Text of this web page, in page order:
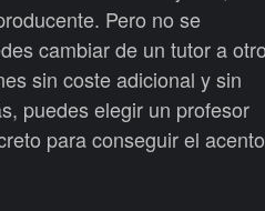
Pero no se
cambiar de un tutor a
sin coste adicional y sin
puedes elegir un profesor
para conseguir el acento